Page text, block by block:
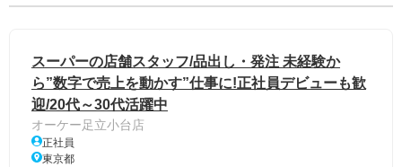
スーパーの店舗スタッフ/品出し・発注 未経験か
ら”数字で売上を動かす”仕事に!正社員デビューも歓
迎/20代～30代活躍中
オーケー足立小台店
正社員
東京都